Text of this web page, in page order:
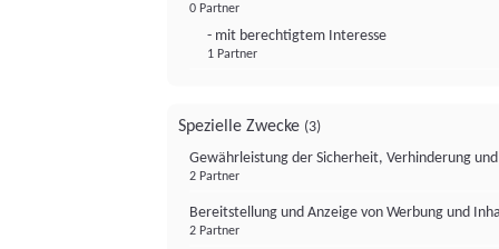
0 Partner
- mit berechtigtem Interesse
1 Partner
Spezielle Zwecke (3)
Gewährleistung der Sicherheit, Verhinderung
2 Partner
Bereitstellung und Anzeige von Werbung und
2 Partner